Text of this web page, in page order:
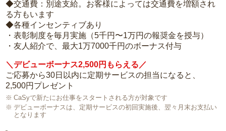
◆交通費：別途支給。お客様によっては交通費を増額され
る方もいます
◆各種インセンティブあり
・表彰制度を毎月実施（5千円〜1万円の報奨金を授与）
・友人紹介で、最大1万7000千円のボーナス付与
＼デビューボーナス2,500円もらえる／
ご応募から30日以内に定期サービスの担当になると、
2,500円プレゼント
CaSyで新たにお仕事をスタートされる方が対象です
デビューボーナスは、定期サービスの初回実施後、翌々月末お支払い
となります